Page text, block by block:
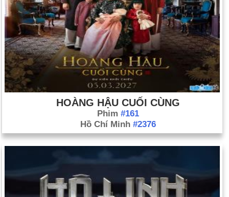
HOÀNG HẬU CUỐI CÙNG
Phim #161
Hồ Chí Minh #2376